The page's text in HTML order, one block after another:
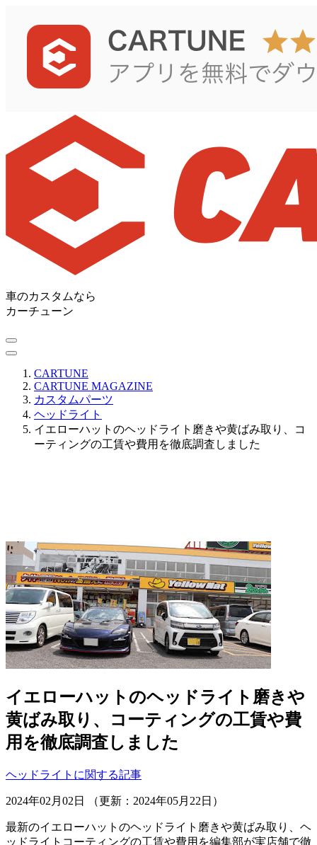
車のカスタムなら
カーチューン
CARTUNE
CARTUNE MAGAZINE
カスタムパーツ
ヘッドライト
イエローハットのヘッドライト磨きや黄ばみ取り、コ
ーティングの工賃や費用を徹底調査しました
イエローハットのヘッドライト磨きや
黄ばみ取り、コーティングの工賃や費
用を徹底調査しました
ヘッドライトに関する記事
2024年02月02日 （更新：2024年05月22日）
最新のイエローハットのヘッドライト磨きや黄ばみ取り、ヘ
ッドライトコーティングの工賃や費用を編集部が実店舗で徹